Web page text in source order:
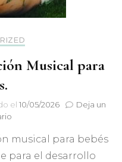
Musical para
el 10/05/2026
Deja un
en
de
Estimulación
musical para bebés
para el desarrollo